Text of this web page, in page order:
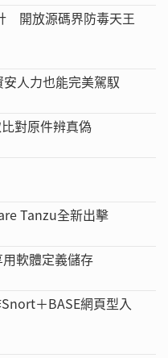
開放源碼界防毒天王
人力也能完美駕馭
對原件辨真偽
Tanzu全新出擊
軟體定義儲存
＋BASE網頁型入